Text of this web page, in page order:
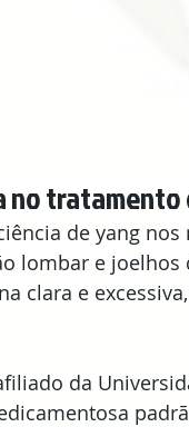
no
de yang
lombar e
clara e
da